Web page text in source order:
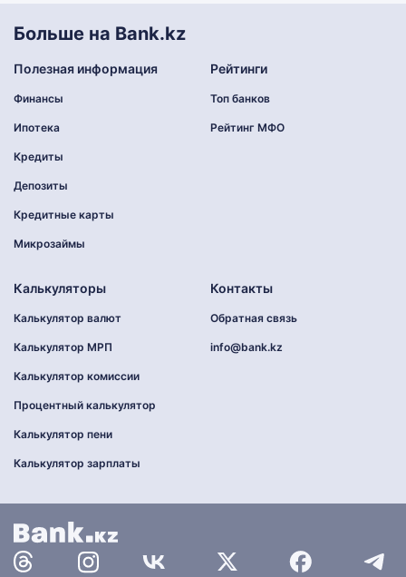
Больше на Bank.kz
Полезная информация
Финансы
Ипотека
Кредиты
Депозиты
Кредитные карты
Микрозаймы
Рейтинги
Топ банков
Рейтинг МФО
Калькуляторы
Калькулятор валют
Калькулятор МРП
Калькулятор комиссии
Процентный калькулятор
Калькулятор пени
Калькулятор зарплаты
Контакты
Обратная связь
info@bank.kz